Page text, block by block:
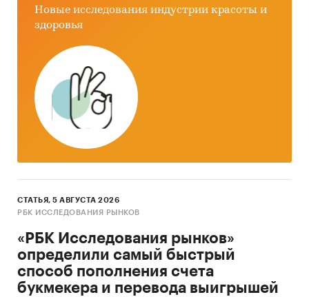
Новые исследования индустрии красоты и
здоровья
СТАТЬЯ, 5 АВГУСТА 2026
РБК ИССЛЕДОВАНИЯ РЫНКОВ
«РБК Исследования рынков»
определили самый быстрый
способ пополнения счета
букмекера и перевода выигрышей